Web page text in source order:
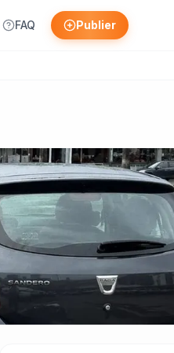
FAQ Publier